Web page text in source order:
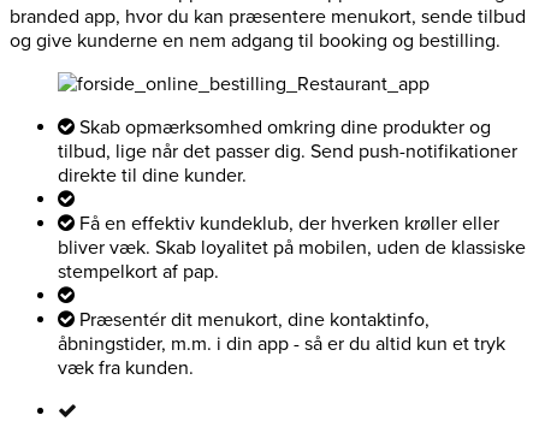
branded app, hvor du kan præsentere menukort, sende tilbud
og give kunderne en nem adgang til booking og bestilling.
Skab opmærksomhed omkring dine produkter og
tilbud, lige når det passer dig. Send push-notifikationer
direkte til dine kunder.
Få en effektiv kundeklub, der hverken krøller eller
bliver væk. Skab loyalitet på mobilen, uden de klassiske
stempelkort af pap.
Præsentér dit menukort, dine kontaktinfo,
åbningstider, m.m. i din app - så er du altid kun et tryk
væk fra kunden.